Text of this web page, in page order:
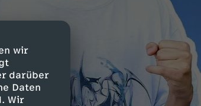
wir
darüber
Daten
Wir